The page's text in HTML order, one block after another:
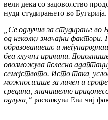
вели дека со задоволство
нуди студирањето во Бугарија.
„Се одлучив за студирање во
од неколку значајни
образованието и
беа клучни причини.
овозможува полесна
семејството. Исто така,
можностите за личен и
средина, значително
одлука,“ раскажува Ева чиј